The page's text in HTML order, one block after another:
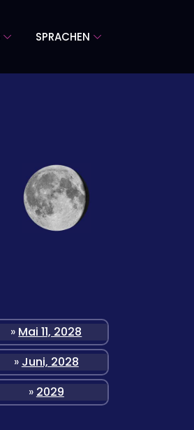
SPRACHEN
» Mai 11, 2028
» Juni, 2028
» 2029